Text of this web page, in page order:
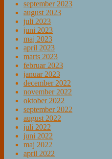
september 2023
august 2023
juli 2023
juni 2023
maj 2023
april 2023
marts 2023
februar 2023
januar 2023
december 2022
november 2022
oktober 2022
september 2022
august 2022
juli 2022
juni 2022
maj 2022
april 2022